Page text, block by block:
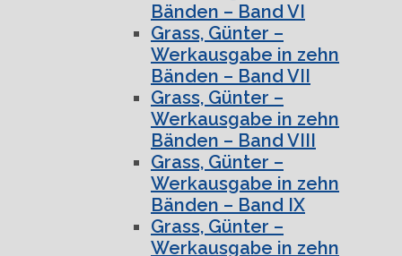
Bänden – Band VI
Grass, Günter –
Werkausgabe in zehn
Bänden – Band VII
Grass, Günter –
Werkausgabe in zehn
Bänden – Band VIII
Grass, Günter –
Werkausgabe in zehn
Bänden – Band IX
Grass, Günter –
Werkausgabe in zehn